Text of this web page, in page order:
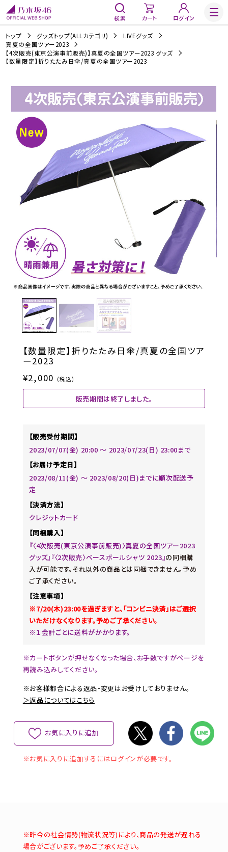
検索 カート ログイン
トップ グッズトップ(ALLカテゴリ)
LIVEグッズ
真夏の全国ツアー2023
【4次販売(東京公演事前販売)】真夏の全国ツアー2023 グッズ
【数量限定】折りたたみ日傘/真夏の全国ツアー2023
【数量限定】折りたたみ日傘/真夏の全国ツア
ー2023
¥2,000 (税込)
販売期間は終了しました。
【販売受付期間】
2023/07/07(金) 20:00 〜 2023/07/23(日) 23:00まで
【お届け予定日】
2023/08/11(金) ～ 2023/08/20(日)までに順次配送予
定
【決済方法】
クレジットカード
【同梱購入】
『〈4次販売(東京公演事前販売)〉真夏の全国ツアー2023
グッズ』『〈2次販売〉ベースボールシャツ 2023』の同梱購
入が可能です。それ以外の商品とは同梱できません。予め
ご了承ください。
【注意事項】
※7/20(木)23:00を過ぎますと、「コンビニ決済」はご選択
いただけなくなります。予めご了承ください。
※１会計ごとに送料がかかります。
※カートボタンが押せなくなった場合、お手数ですがページを
再読み込みしてください。
※お客様都合による返品・変更はお受けしておりません。
＞返品についてはこちら
お気に入りに追加
※お気に入りに追加するにはログインが必要です。
※昨今の社会情勢(物流状況等)により、商品の発送が遅れる
場合がございます。予めご了承ください。